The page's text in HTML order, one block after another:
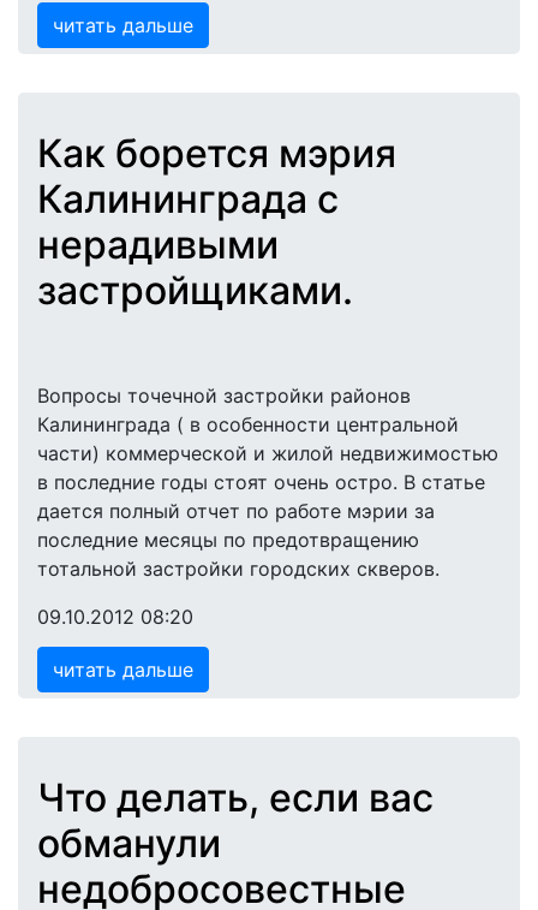
читать дальше
Как борется мэрия
Калининграда с
нерадивыми
застройщиками.
Вопросы точечной застройки районов
Калининграда ( в особенности центральной
части) коммерческой и жилой недвижимостью
в последние годы стоят очень остро. В статье
дается полный отчет по работе мэрии за
последние месяцы по предотвращению
тотальной застройки городских скверов.
09.10.2012 08:20
читать дальше
Что делать, если вас
обманули
недобросовестные